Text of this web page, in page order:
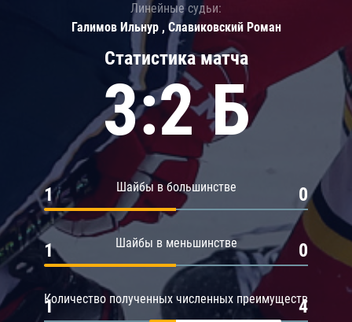
Статистика матча
3:2 Б
Шайбы в большинстве
1 0
Шайбы в меньшинстве
1 0
Количество полученных численных преимуществ
1 4
Линейные судьи:
Галимов Ильнур , Славиковский Роман